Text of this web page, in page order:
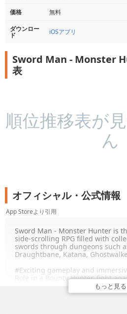
価格
無料
ダウンロー
ド iOSアプリ
Sword Man - Monster
表
順位推移表が
ん
オフィシャル・公式情報
App Storeより引用
もっと見る
Sword Man - Monster Hunter is
side-scrolling RPG filled with
swords through dungeons such
Draughtbane, Katana,
#Exciting gameplay and
Role in a Bounty Hunter, fight
beat giant bosses, avoid traps,
and get more huge rewards